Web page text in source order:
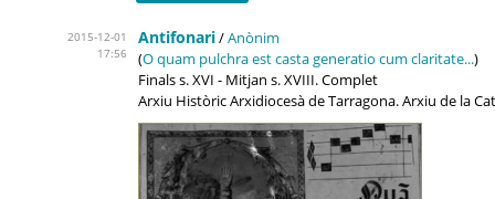
2015-12-01
17:56
Antifonari/Anònim
(O quam pulchra est casta generatio cum claritate...)
Finals s. XVI - Mitjan s. XVIII. Complet
Arxiu Històric Arxidiocesà de Tarragona. Arxiu de la